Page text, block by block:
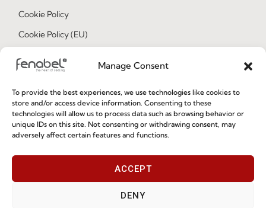
Manage Consent
To provide the best experiences, we use technologies like cookies to
store and/or access device information. Consenting to these
technologies will allow us to process data such as browsing behavior or
unique IDs on this site. Not consenting or withdrawing consent, may
adversely affect certain features and functions.
ACCEPT
DENY
Cookie Policy
Cookie Policy (EU)
Join our Community
I've read and accept thePrivacy Policy